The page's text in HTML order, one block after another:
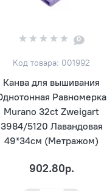
0
Код товара: 001992
Канва для вышивания
Равномерка
Murano 32ct Zweigart
3984/5120 Лавандовая
49*34см (Метражом)
902.80р.